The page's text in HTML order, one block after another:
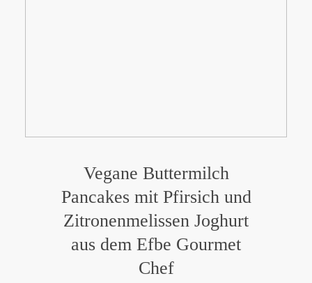
Vegane Buttermilch
Pancakes mit Pfirsich und
Zitronenmelissen Joghurt
aus dem Efbe Gourmet
Chef